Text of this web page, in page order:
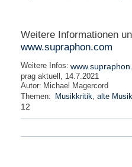
Weitere Informationen
www.supraphon.com
Weitere Infos:
prag aktuell, 14.7.2021
Autor: Michael Magercord
Themen:
Musikkritik, alte Musik
12